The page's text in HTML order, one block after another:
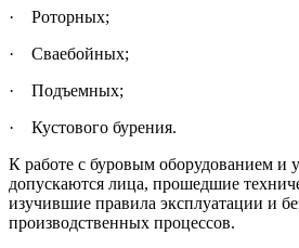
· Роторных;
· Сваебойных;
· Подъемных;
· Кустового бурения.
К работе с буровым оборудованием и
допускаются лица, прошедшие
изучившие правила эксплуатации и
производственных процессов.